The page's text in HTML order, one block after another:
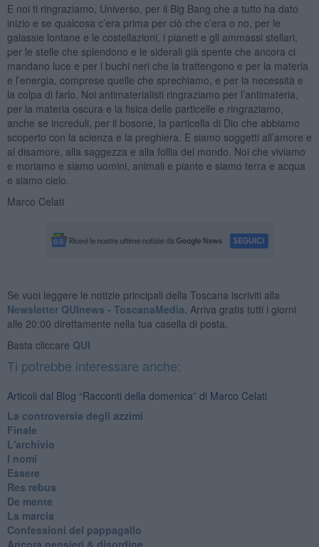
E noi ti ringraziamo, Universo, per il Big Bang che a tutto ha dato
inizio e se qualcosa c’era prima per ciò che c’era o no, per le
galassie lontane e le costellazioni, i pianeti e gli ammassi stellari,
per le stelle che splendono e le siderali già spente che ancora ci
mandano luce e per i buchi neri che la trattengono e per la materia
e l’energia, comprese quelle che sprechiamo, e per la necessità e
la colpa di farlo. Noi antimaterialisti ringraziamo per l’antimateria,
per la materia oscura e la fisica delle particelle e ringraziamo,
anche se increduli, per il bosone, la particella di Dio che abbiamo
scoperto con la scienza e la preghiera. E siamo soggetti all’amore e
al disamore, alla saggezza e alla follia del mondo. Noi che viviamo
e moriamo e siamo uomini, animali e piante e siamo terra e acqua
e siamo cielo.
Marco Celati
Se vuoi leggere le notizie principali della Toscana iscriviti alla
Newsletter QUInews - ToscanaMedia. Arriva gratis tutti i giorni
alle 20:00 direttamente nella tua casella di posta.
Basta cliccare QUI
Ti potrebbe interessare anche:
Articoli dal Blog “Racconti della domenica” di Marco Celati
La controversia degli azzimi
Finale
L'archivio
I nomi
Essere
Res rebus
De mente
La marcia
Confessioni del pappagallo
Ancora pensieri & disordine